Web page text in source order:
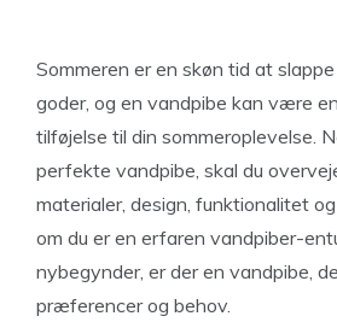
Sommeren er en skøn tid at
goder, og en vandpibe kan være
tilføjelse til din sommeroplevelse.
perfekte vandpibe, skal du
materialer, design, funktionalitet
om du er en erfaren vandpiber-
nybegynder, er der en vandpibe,
præferencer og behov.